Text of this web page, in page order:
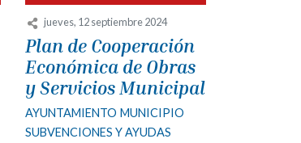
jueves, 12 septiembre 2024
Plan de Cooperación
Económica de Obras
y Servicios Municipal
AYUNTAMIENTO MUNICIPIO
SUBVENCIONES Y AYUDAS